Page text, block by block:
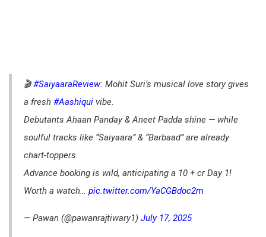
🎬#SaiyaaraReview: Mohit Suri’s musical love story gives
a fresh #Aashiqui vibe.
Debutants Ahaan Panday & Aneet Padda shine — while
soulful tracks like “Saiyaara” & “Barbaad” are already
chart-toppers.
Advance booking is wild, anticipating a 10 + cr Day 1!
Worth a watch… pic.twitter.com/YaCGBdoc2m
— Pawan (@pawanrajtiwary1) July 17, 2025